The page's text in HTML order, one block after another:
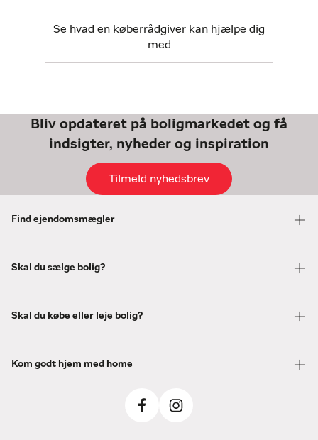
Se hvad en køberrådgiver kan hjælpe dig
med
Bliv opdateret på boligmarkedet og få
indsigter, nyheder og inspiration
Tilmeld nyhedsbrev
Find ejendomsmægler
Skal du sælge bolig?
Skal du købe eller leje bolig?
Kom godt hjem med home